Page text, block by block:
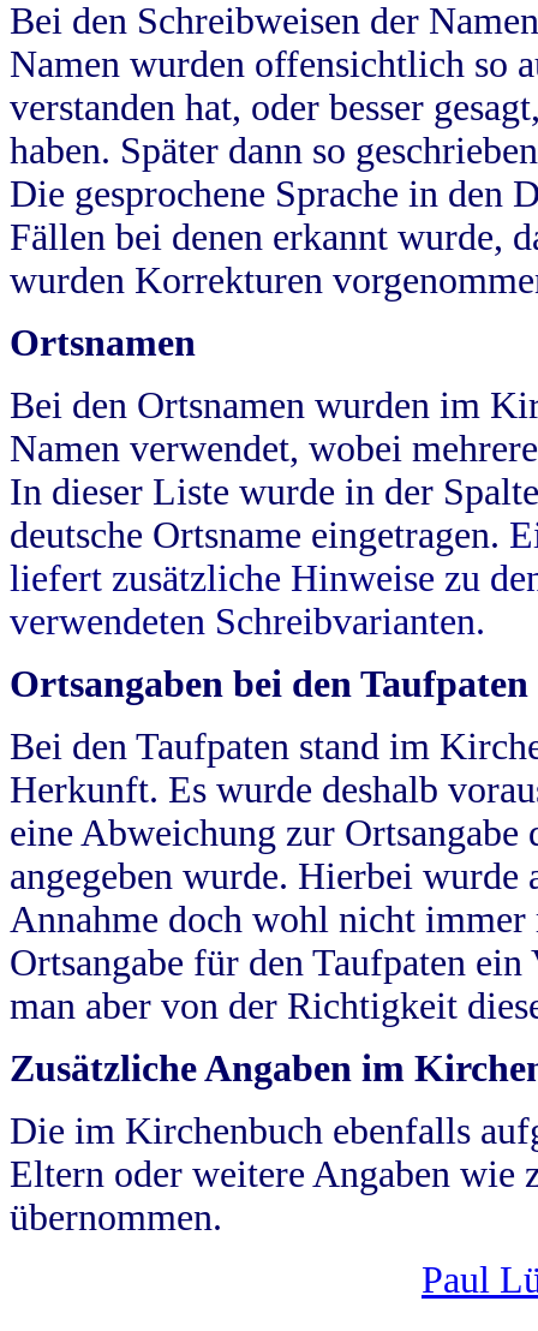
Bei den Schreibweisen der
Namen wurden offensichtlich so
verstanden hat, oder besser
haben. Später dann so
Die gesprochene Sprache in
Fällen bei denen erkannt wurde,
wurden Korrekturen
Ortsnamen
Bei den Ortsnamen wurden im
Namen verwendet, wobei
In dieser Liste wurde in der
deutsche Ortsname eingetragen.
liefert zusätzliche Hinweise zu
verwendeten Schreibvarianten.
Ortsangaben bei den Taufpaten
Bei den Taufpaten stand im
Herkunft. Es wurde deshalb
eine Abweichung zur
angegeben wurde. Hierbei wurde
Annahme doch wohl nicht
Ortsangabe für den Taufpaten
man aber von der Richtigkeit
Zusätzliche Angaben im
Die im Kirchenbuch ebenfalls
Eltern oder weitere Angaben wie
übernommen.
Paul